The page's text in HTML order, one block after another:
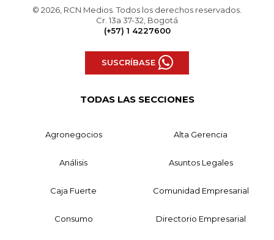
© 2026, RCN Medios. Todos los derechos reservados.
Cr. 13a 37-32, Bogotá
(+57) 1 4227600
SUSCRÍBASE
TODAS LAS SECCIONES
Agronegocios Alta Gerencia
Análisis Asuntos Legales
Caja Fuerte Comunidad Empresarial
Consumo Directorio Empresarial